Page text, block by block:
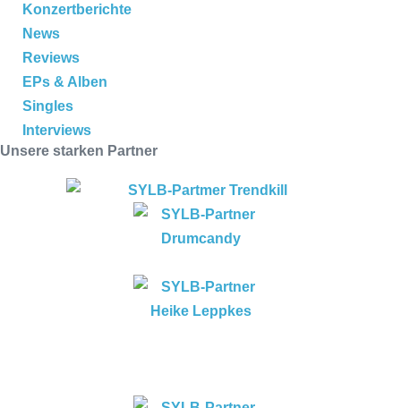
Konzertberichte
News
Reviews
EPs & Alben
Singles
Interviews
Unsere starken Partner